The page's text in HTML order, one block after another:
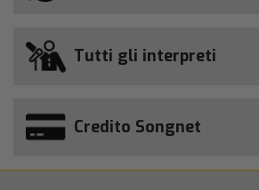
Tutti gli interpreti
Credito Songnet